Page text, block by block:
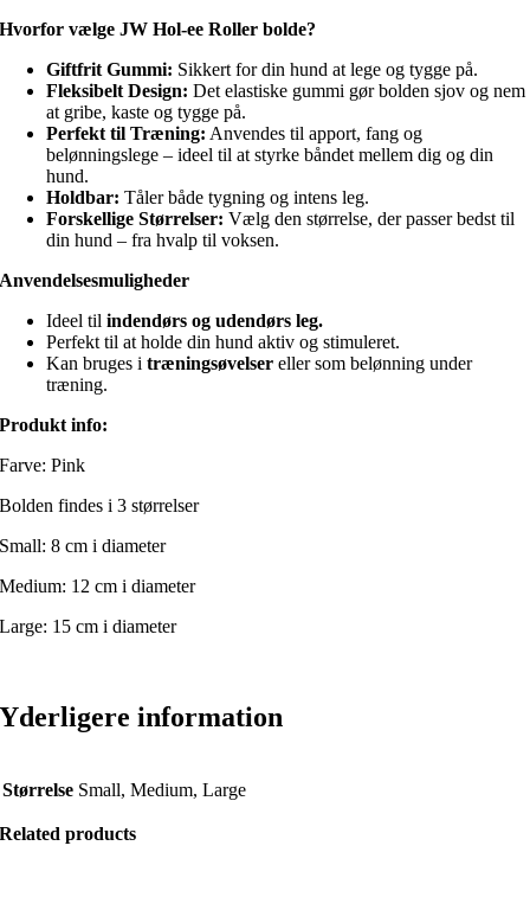
Hvorfor vælge JW Hol-ee Roller bolde?
Giftfrit Gummi: Sikkert for din hund at lege og tygge på.
Fleksibelt Design: Det elastiske gummi gør bolden sjov og nem
at gribe, kaste og tygge på.
Perfekt til Træning: Anvendes til apport, fang og
belønningslege – ideel til at styrke båndet mellem dig og din
hund.
Holdbar: Tåler både tygning og intens leg.
Forskellige Størrelser: Vælg den størrelse, der passer bedst til
din hund – fra hvalp til voksen.
Anvendelsesmuligheder
Ideel tilindendørs og udendørs leg.
Perfekt til at holde din hund aktiv og stimuleret.
Kan bruges itræningsøvelser eller som belønning under
træning.
Produkt info:
Farve: Pink
Bolden findes i 3 størrelser
Small: 8 cm i diameter
Medium: 12 cm i diameter
Large: 15 cm i diameter
Yderligere information
Størrelse Small, Medium, Large
Related products